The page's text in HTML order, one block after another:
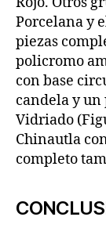
Porcelana y
piezas
policromo
con base
candela y un
Vidriado
Chinautla
completo